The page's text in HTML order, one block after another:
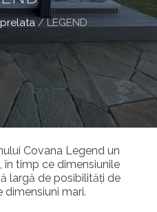
/ LEGEND
Covana Legend un
în timp ce dimensiunile
largă de posibilități de
dimensiuni mari.